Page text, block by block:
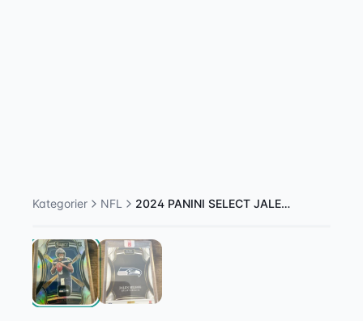
Kategorier NFL 2024 PANINI SELECT JALEN MILROE #504 ROOKIE '25 XRC SILVER PRIZMS SP SEAHAWKS RC
1/2